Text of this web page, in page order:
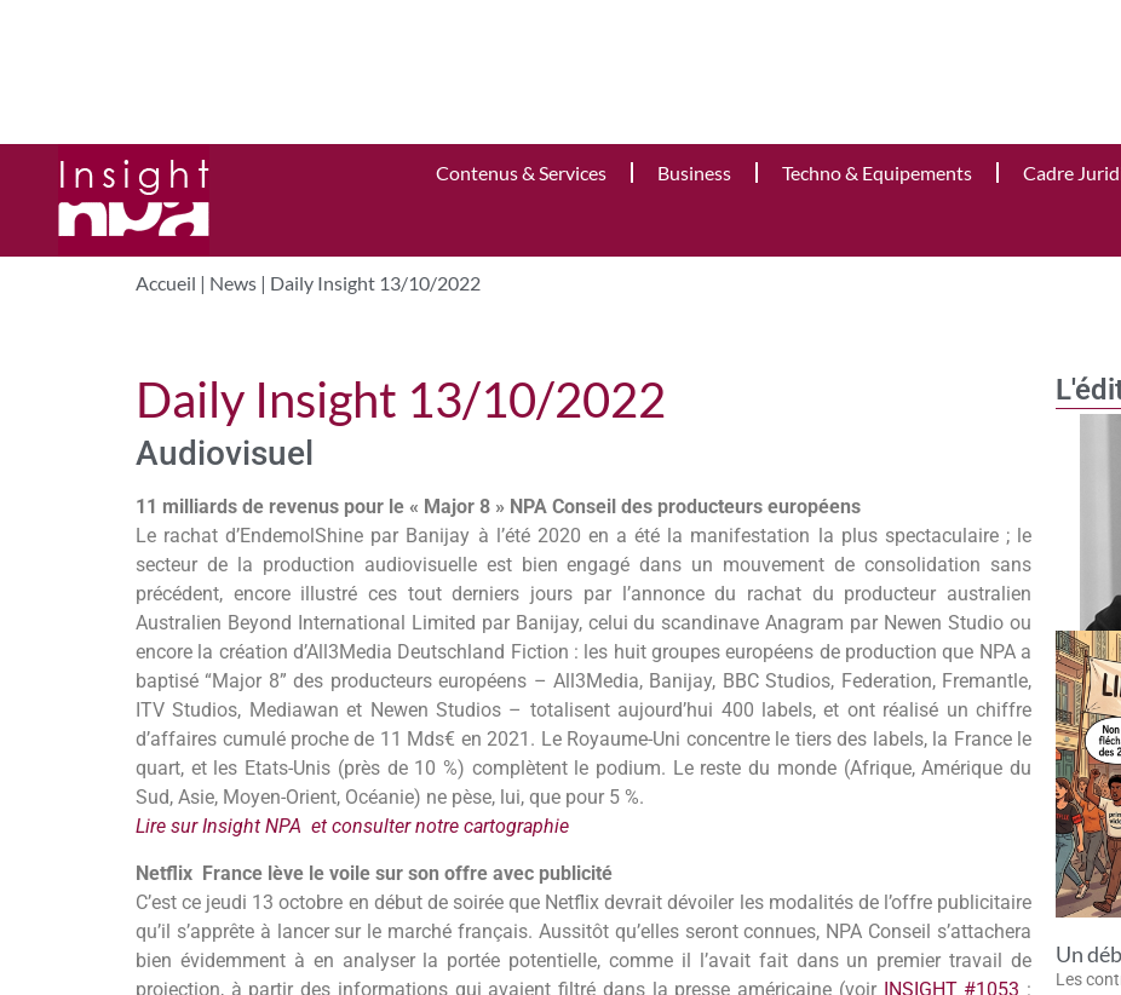
Contenus & Services Business Techno & Equipements Cadre
Accueil | News | Daily Insight 13/10/2022
Un
Les
Daily Insight 13/10/2022
Audiovisuel
11 milliards de revenus pour le « Major 8 » NPA Conseil des producteurs européens
Le rachat d’EndemolShine par Banijay à l’été 2020 en a été la manifestation la plus spectaculaire ; le
secteur de la production audiovisuelle est bien engagé dans un mouvement de consolidation sans
précédent, encore illustré ces tout derniers jours par l’annonce du rachat du producteur australien
Australien Beyond International Limited par Banijay, celui du scandinave Anagram par Newen Studio ou
encore la création d’All3Media Deutschland Fiction : les huit groupes européens de production que NPA a
baptisé “Major 8” des producteurs européens – All3Media, Banijay, BBC Studios, Federation, Fremantle,
ITV Studios, Mediawan et Newen Studios – totalisent aujourd’hui 400 labels, et ont réalisé un chiffre
d’affaires cumulé proche de 11 Mds€ en 2021. Le Royaume-Uni concentre le tiers des labels, la France le
quart, et les Etats-Unis (près de 10 %) complètent le podium. Le reste du monde (Afrique, Amérique du
Sud, Asie, Moyen-Orient, Océanie) ne pèse, lui, que pour 5 %.
Lire sur Insight NPA et consulter notre cartographie
Netflix France lève le voile sur son offre avec publicité
C’est ce jeudi 13 octobre en début de soirée que Netflix devrait dévoiler les modalités de l’offre publicitaire
qu’il s’apprête à lancer sur le marché français. Aussitôt qu’elles seront connues, NPA Conseil s’attachera
bien évidemment à en analyser la portée potentielle, comme il l’avait fait dans un premier travail de
projection, à partir des informations qui avaient filtré dans la presse américaine (voir INSIGHT #1053 :